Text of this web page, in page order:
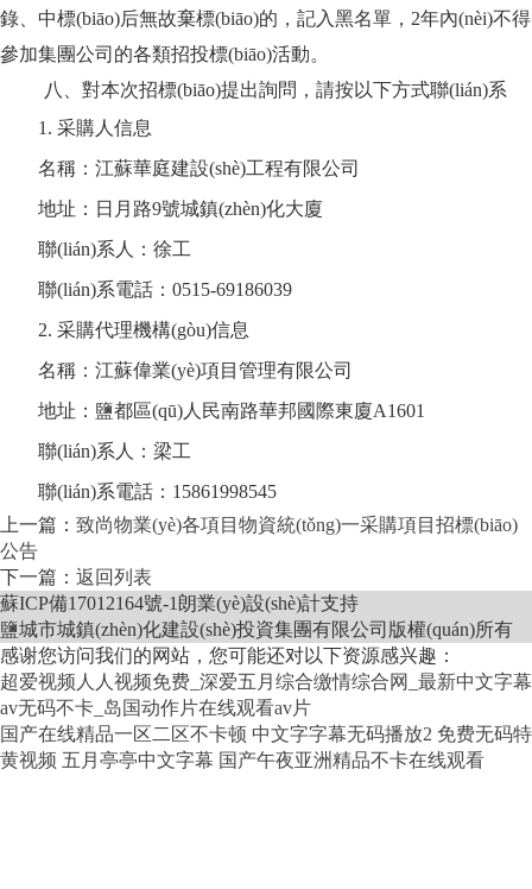
錄、中標(biāo)后無故棄標(biāo)的，記入黑名單，2年內(nèi)不得
參加集團公司的各類招投標(biāo)活動。
八、對本次招標(biāo)提出詢問，請按以下方式聯(lián)系
1. 采購人信息
名稱：江蘇華庭建設(shè)工程有限公司
地址：日月路9號城鎮(zhèn)化大廈
聯(lián)系人：徐工
聯(lián)系電話： 0515-69186039
2. 采購代理機構(gòu)信息
名稱：江蘇偉業(yè)項目管理有限公司
地址：鹽都區(qū)人民南路華邦國際東廈A1601
聯(lián)系人：梁工
聯(lián)系電話： 15861998545
上一篇： 致尚物業(yè)各項目物資統(tǒng)一采購項目招標(biāo)
公告
下一篇： 返回列表
蘇ICP備17012164號-1 朗業(yè)設(shè)計支持
鹽城市城鎮(zhèn)化建設(shè)投資集團有限公司版權(quán)所有
感谢您访问我们的网站，您可能还对以下资源感兴趣：
超爱视频人人视频免费_深爱五月综合缴情综合网_最新中文字幕
av无码不卡_岛国动作片在线观看av片
国产在线精品一区二区不卡顿 中文字字幕无码播放2 免费无码特
黄视频 五月亭亭中文字幕 国产午夜亚洲精品不卡在线观看